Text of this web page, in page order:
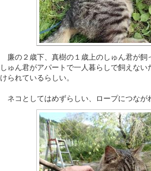
廉の２歳下、真樹の１歳上のしゅん君が飼
しゅん君がアパートで一人暮らしで飼えな
けられているらしい。
ネコとしてはめずらしい、ロープにつなが